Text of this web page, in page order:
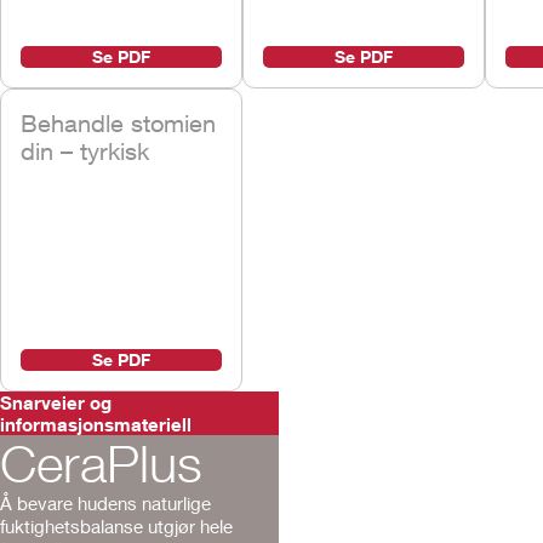
Se PDF Se PDF
Behandle stomien
din – tyrkisk
Se PDF
Snarveier og
informasjonsmateriell
CeraPlus
Å bevare hudens naturlige
fuktighetsbalanse utgjør hele